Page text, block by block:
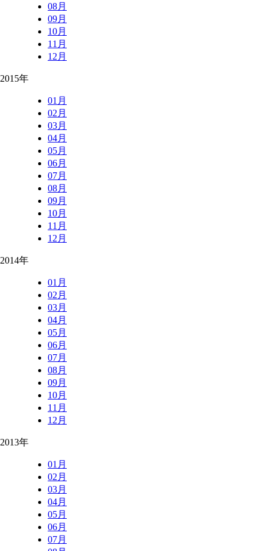
08月
09月
10月
11月
12月
2015年
01月
02月
03月
04月
05月
06月
07月
08月
09月
10月
11月
12月
2014年
01月
02月
03月
04月
05月
06月
07月
08月
09月
10月
11月
12月
2013年
01月
02月
03月
04月
05月
06月
07月